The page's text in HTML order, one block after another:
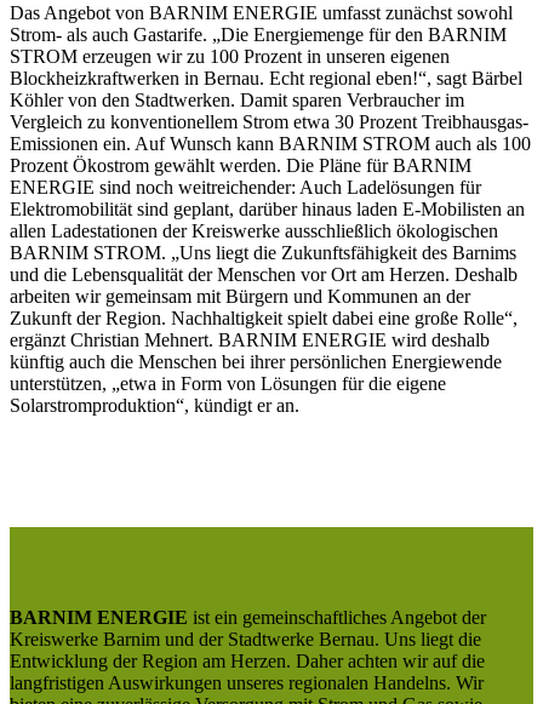
Das Angebot von BARNIM ENERGIE umfasst zunächst sowohl
Strom- als auch Gastarife. „Die Energiemenge für den BARNIM
STROM erzeugen wir zu 100 Prozent in unseren eigenen
Blockheizkraftwerken in Bernau. Echt regional eben!“, sagt Bärbel
Köhler von den Stadtwerken. Damit sparen Verbraucher im
Vergleich zu konventionellem Strom etwa 30 Prozent Treibhausgas-
Emissionen ein. Auf Wunsch kann BARNIM STROM auch als 100
Prozent Ökostrom gewählt werden. Die Pläne für BARNIM
ENERGIE sind noch weitreichender: Auch Ladelösungen für
Elektromobilität sind geplant, darüber hinaus laden E-Mobilisten an
allen Ladestationen der Kreiswerke ausschließlich ökologischen
BARNIM STROM. „Uns liegt die Zukunftsfähigkeit des Barnims
und die Lebensqualität der Menschen vor Ort am Herzen. Deshalb
arbeiten wir gemeinsam mit Bürgern und Kommunen an der
Zukunft der Region. Nachhaltigkeit spielt dabei eine große Rolle“,
ergänzt Christian Mehnert. BARNIM ENERGIE wird deshalb
künftig auch die Menschen bei ihrer persönlichen Energiewende
unterstützen, „etwa in Form von Lösungen für die eigene
Solarstromproduktion“, kündigt er an.
BARNIM ENERGIE ist ein gemeinschaftliches Angebot der
Kreiswerke Barnim und der Stadtwerke Bernau. Uns liegt die
Entwicklung der Region am Herzen. Daher achten wir auf die
langfristigen Auswirkungen unseres regionalen Handelns. Wir